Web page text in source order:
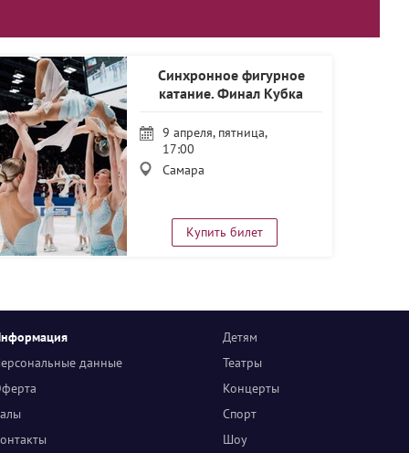
Синхронное фигурное
катание. Финал Кубка
9 апреля, пятница,
17:00
Самара
Купить билет
Детям
Театры
Концерты
Спорт
Шоу
данные